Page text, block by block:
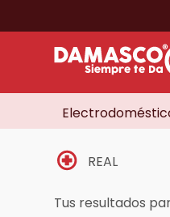
REAL
Tus resultados